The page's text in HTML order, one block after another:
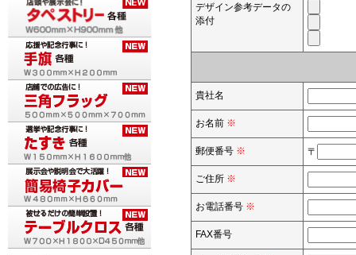
デザイン参考データの
添付
貴社名
お名前 ※
郵便番号 ※ 〒
ご住所 ※
お電話番号 ※
FAX番号